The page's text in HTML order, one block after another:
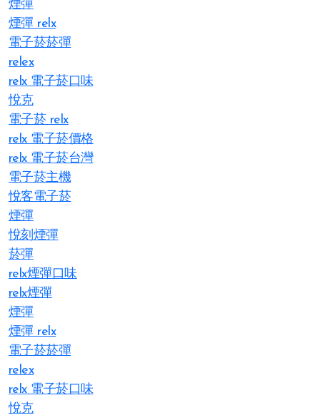
煙彈
煙彈 relx
電子菸菸彈
relex
relx 電子菸口味
悅克
電子菸 relx
relx 電子菸價格
relx 電子菸台灣
電子菸主機
悅客電子菸
煙彈
悅刻煙彈
菸彈
relx煙彈口味
relx煙彈
煙彈
煙彈 relx
電子菸菸彈
relex
relx 電子菸口味
悅克